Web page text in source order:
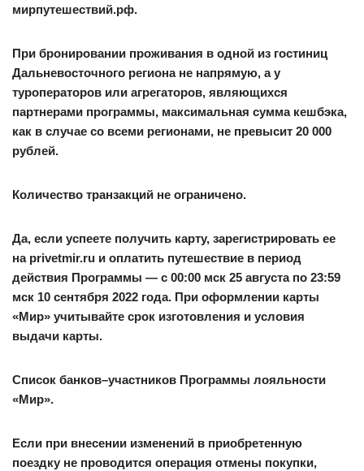
мирпутешествий.рф.
При бронировании проживания в одной из гостиниц
Дальневосточного региона не напрямую, а у
туроператоров или агрегаторов, являющихся
партнерами программы, максимальная сумма кешбэка,
как в случае со всеми регионами, не превысит 20 000
рублей.
Количество транзакций не ограничено.
Да, если успеете получить карту, зарегистрировать ее
на privetmir.ru и оплатить путешествие в период
действия Программы — с 00:00 мск 25 августа по 23:59
мск 10 сентября 2022 года. При оформлении карты
«Мир» учитывайте срок изготовления и условия
выдачи карты.
Список банков–участников Программы лояльности
«Мир».
Если при внесении изменений в приобретенную
поездку не проводится операция отмены покупки,